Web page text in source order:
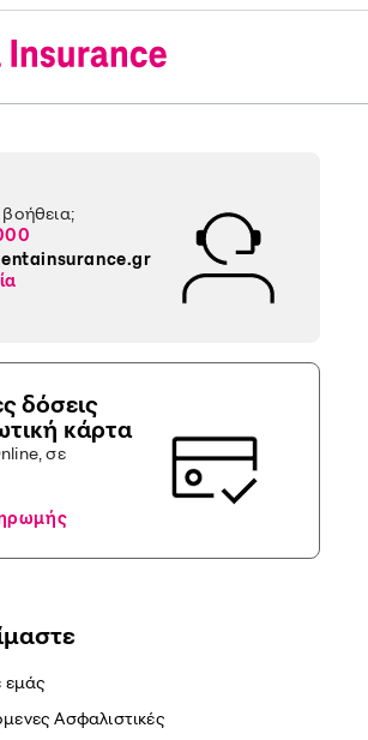
εμάς
Ασφαλιστικές
βοήθεια;
δόσεις
κάρτα
σε